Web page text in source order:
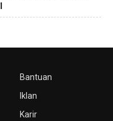
Bantuan
Iklan
Karir